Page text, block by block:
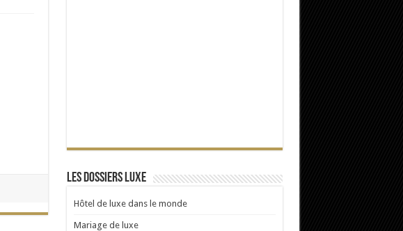
Les dossiers Luxe
Hôtel de luxe dans le monde
Mariage de luxe